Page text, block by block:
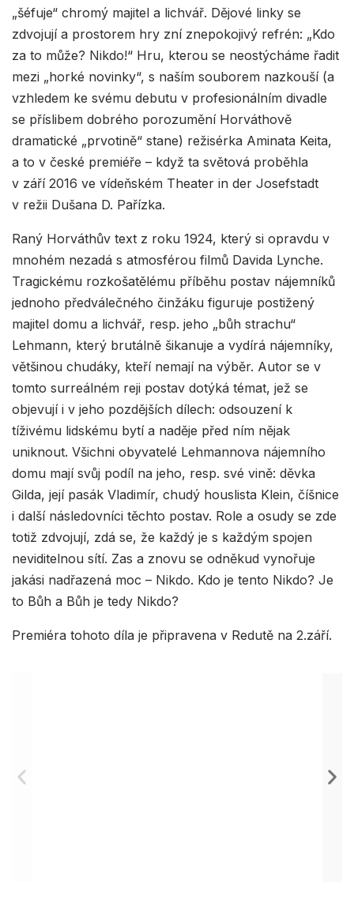
„šéfuje“ chromý majitel a lichvář. Dějové linky se
zdvojují a prostorem hry zní znepokojivý refrén: „Kdo
za to může? Nikdo!“ Hru, kterou se neostýcháme řadit
mezi „horké novinky“, s naším souborem nazkouší (a
vzhledem ke svému debutu v profesionálním divadle
se příslibem dobrého porozumění Horváthově
dramatické „prvotině“ stane) režisérka Aminata Keita,
a to v české premiéře – když ta světová proběhla
v září 2016 ve vídeňském Theater in der Josefstadt
v režii Dušana D. Pařízka.
Raný Horváthův text z roku 1924, který si opravdu v
mnohém nezadá s atmosférou filmů Davida Lynche.
Tragickému rozkošatělému příběhu postav nájemníků
jednoho předválečného činžáku figuruje postižený
majitel domu a lichvář, resp. jeho „bůh strachu“
Lehmann, který brutálně šikanuje a vydírá nájemníky,
většinou chudáky, kteří nemají na výběr. Autor se v
tomto surreálném reji postav dotýká témat, jež se
objevují i v jeho pozdějších dílech: odsouzení k
tíživému lidskému bytí a naděje před ním nějak
uniknout. Všichni obyvatelé Lehmannova nájemního
domu mají svůj podíl na jeho, resp. své vině: děvka
Gilda, její pasák Vladimír, chudý houslista Klein, číšnice
i další následovníci těchto postav. Role a osudy se zde
totiž zdvojují, zdá se, že každý je s každým spojen
neviditelnou sítí. Zas a znovu se odněkud vynořuje
jakási nadřazená moc – Nikdo. Kdo je tento Nikdo? Je
to Bůh a Bůh je tedy Nikdo?
Premiéra tohoto díla je připravena v Redutě na 2.září.